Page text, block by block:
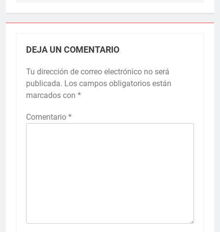
DEJA UN COMENTARIO
Tu dirección de correo electrónico no será
publicada. Los campos obligatorios están
marcados con *
Comentario *